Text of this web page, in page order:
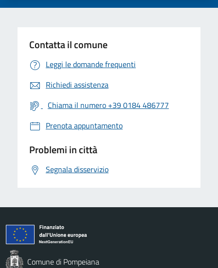
Contatta il comune
Leggi le domande frequenti
Richiedi assistenza
Chiama il numero +39 0184 486777
Prenota appuntamento
Problemi in città
Segnala disservizio
Comune di Pompeiana